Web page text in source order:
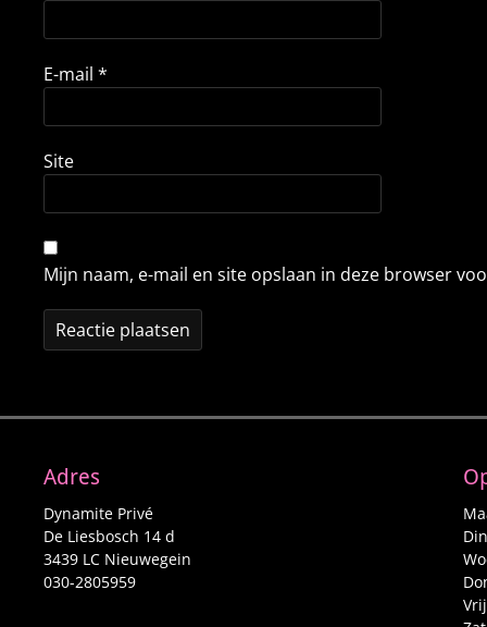
E-mail *
Site
Mijn naam, e-mail en site opslaan in deze browser
Adres
Dynamite Privé
De Liesbosch 14 d
3439 LC Nieuwegein
030-2805959